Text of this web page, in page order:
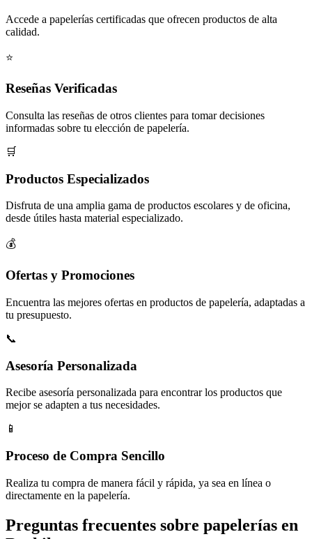
Accede a papelerías certificadas que ofrecen productos de alta
calidad.
⭐
Reseñas Verificadas
Consulta las reseñas de otros clientes para tomar decisiones
informadas sobre tu elección de papelería.
🛒
Productos Especializados
Disfruta de una amplia gama de productos escolares y de oficina,
desde útiles hasta material especializado.
💰
Ofertas y Promociones
Encuentra las mejores ofertas en productos de papelería, adaptadas a
tu presupuesto.
📞
Asesoría Personalizada
Recibe asesoría personalizada para encontrar los productos que
mejor se adapten a tus necesidades.
📱
Proceso de Compra Sencillo
Realiza tu compra de manera fácil y rápida, ya sea en línea o
directamente en la papelería.
Preguntas frecuentes sobre papelerías en